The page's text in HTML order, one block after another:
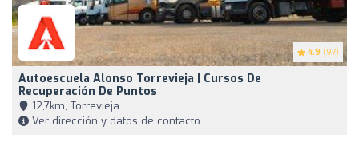
4.9 (97)
Autoescuela Alonso Torrevieja | Cursos De
Recuperación De Puntos
12,7km, Torrevieja
Ver dirección y datos de contacto